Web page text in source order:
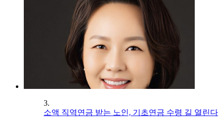
3.
소액 직역연금 받는 노인, 기초연금 수령 길 열린다